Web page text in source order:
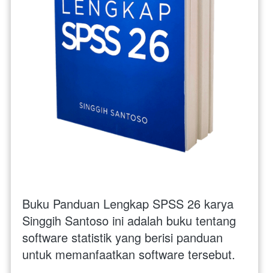
Buku Panduan Lengkap SPSS 26 karya
Singgih Santoso ini adalah buku tentang
software statistik yang berisi panduan
untuk memanfaatkan software tersebut.